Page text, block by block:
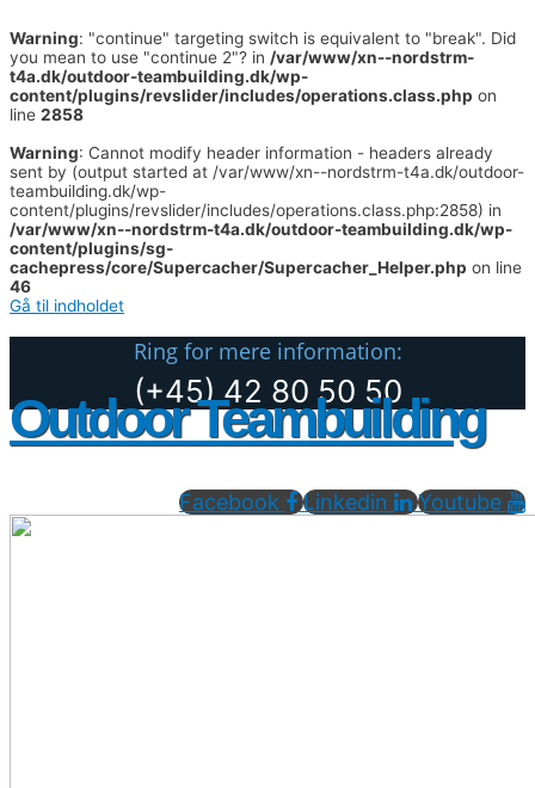
Warning: "continue" targeting switch is equivalent to "break". Did
you mean to use "continue 2"? in /var/www/xn--nordstrm-
t4a.dk/outdoor-teambuilding.dk/wp-
content/plugins/revslider/includes/operations.class.php on
line 2858
Warning: Cannot modify header information - headers already
sent by (output started at /var/www/xn--nordstrm-t4a.dk/outdoor-
teambuilding.dk/wp-
content/plugins/revslider/includes/operations.class.php:2858) in
/var/www/xn--nordstrm-t4a.dk/outdoor-teambuilding.dk/wp-
content/plugins/sg-
cachepress/core/Supercacher/Supercacher_Helper.php on line
46
Gå til indholdet
Ring for mere information:
(+45) 42 80 50 50
Outdoor Teambuilding
Facebook Linkedin Youtube